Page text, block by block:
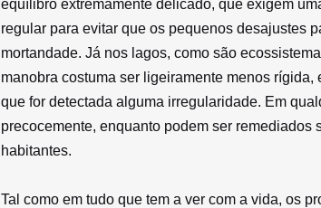
equílibro extremamente delicado, que exigem
regular para evitar que os pequenos desajustes
mortandade. Já nos lagos, como são
manobra costuma ser ligeiramente menos
que for detectada alguma irregularidade. Em
precocemente, enquanto podem ser
habitantes.
Tal como em tudo que tem a ver com a vida, os